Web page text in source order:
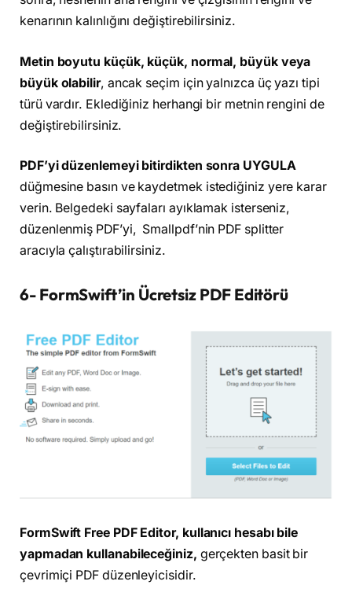
kenarının kalınlığını değiştirebilirsiniz.
Metin boyutu küçük, küçük, normal, büyük veya
büyük olabilir, ancak seçim için yalnızca üç yazı tipi
türü vardır. Eklediğiniz herhangi bir metnin rengini de
değiştirebilirsiniz.
PDF’yi düzenlemeyi bitirdikten sonra UYGULA
düğmesine basın ve kaydetmek istediğiniz yere karar
verin. Belgedeki sayfaları ayıklamak isterseniz,
düzenlenmiş PDF’yi, Smallpdf’nin PDF splitter
aracıyla çalıştırabilirsiniz.
6- FormSwift’in Ücretsiz PDF Editörü
FormSwift Free PDF Editor, kullanıcı hesabı bile
yapmadan kullanabileceğiniz, gerçekten basit bir
çevrimiçi PDF düzenleyicisidir.